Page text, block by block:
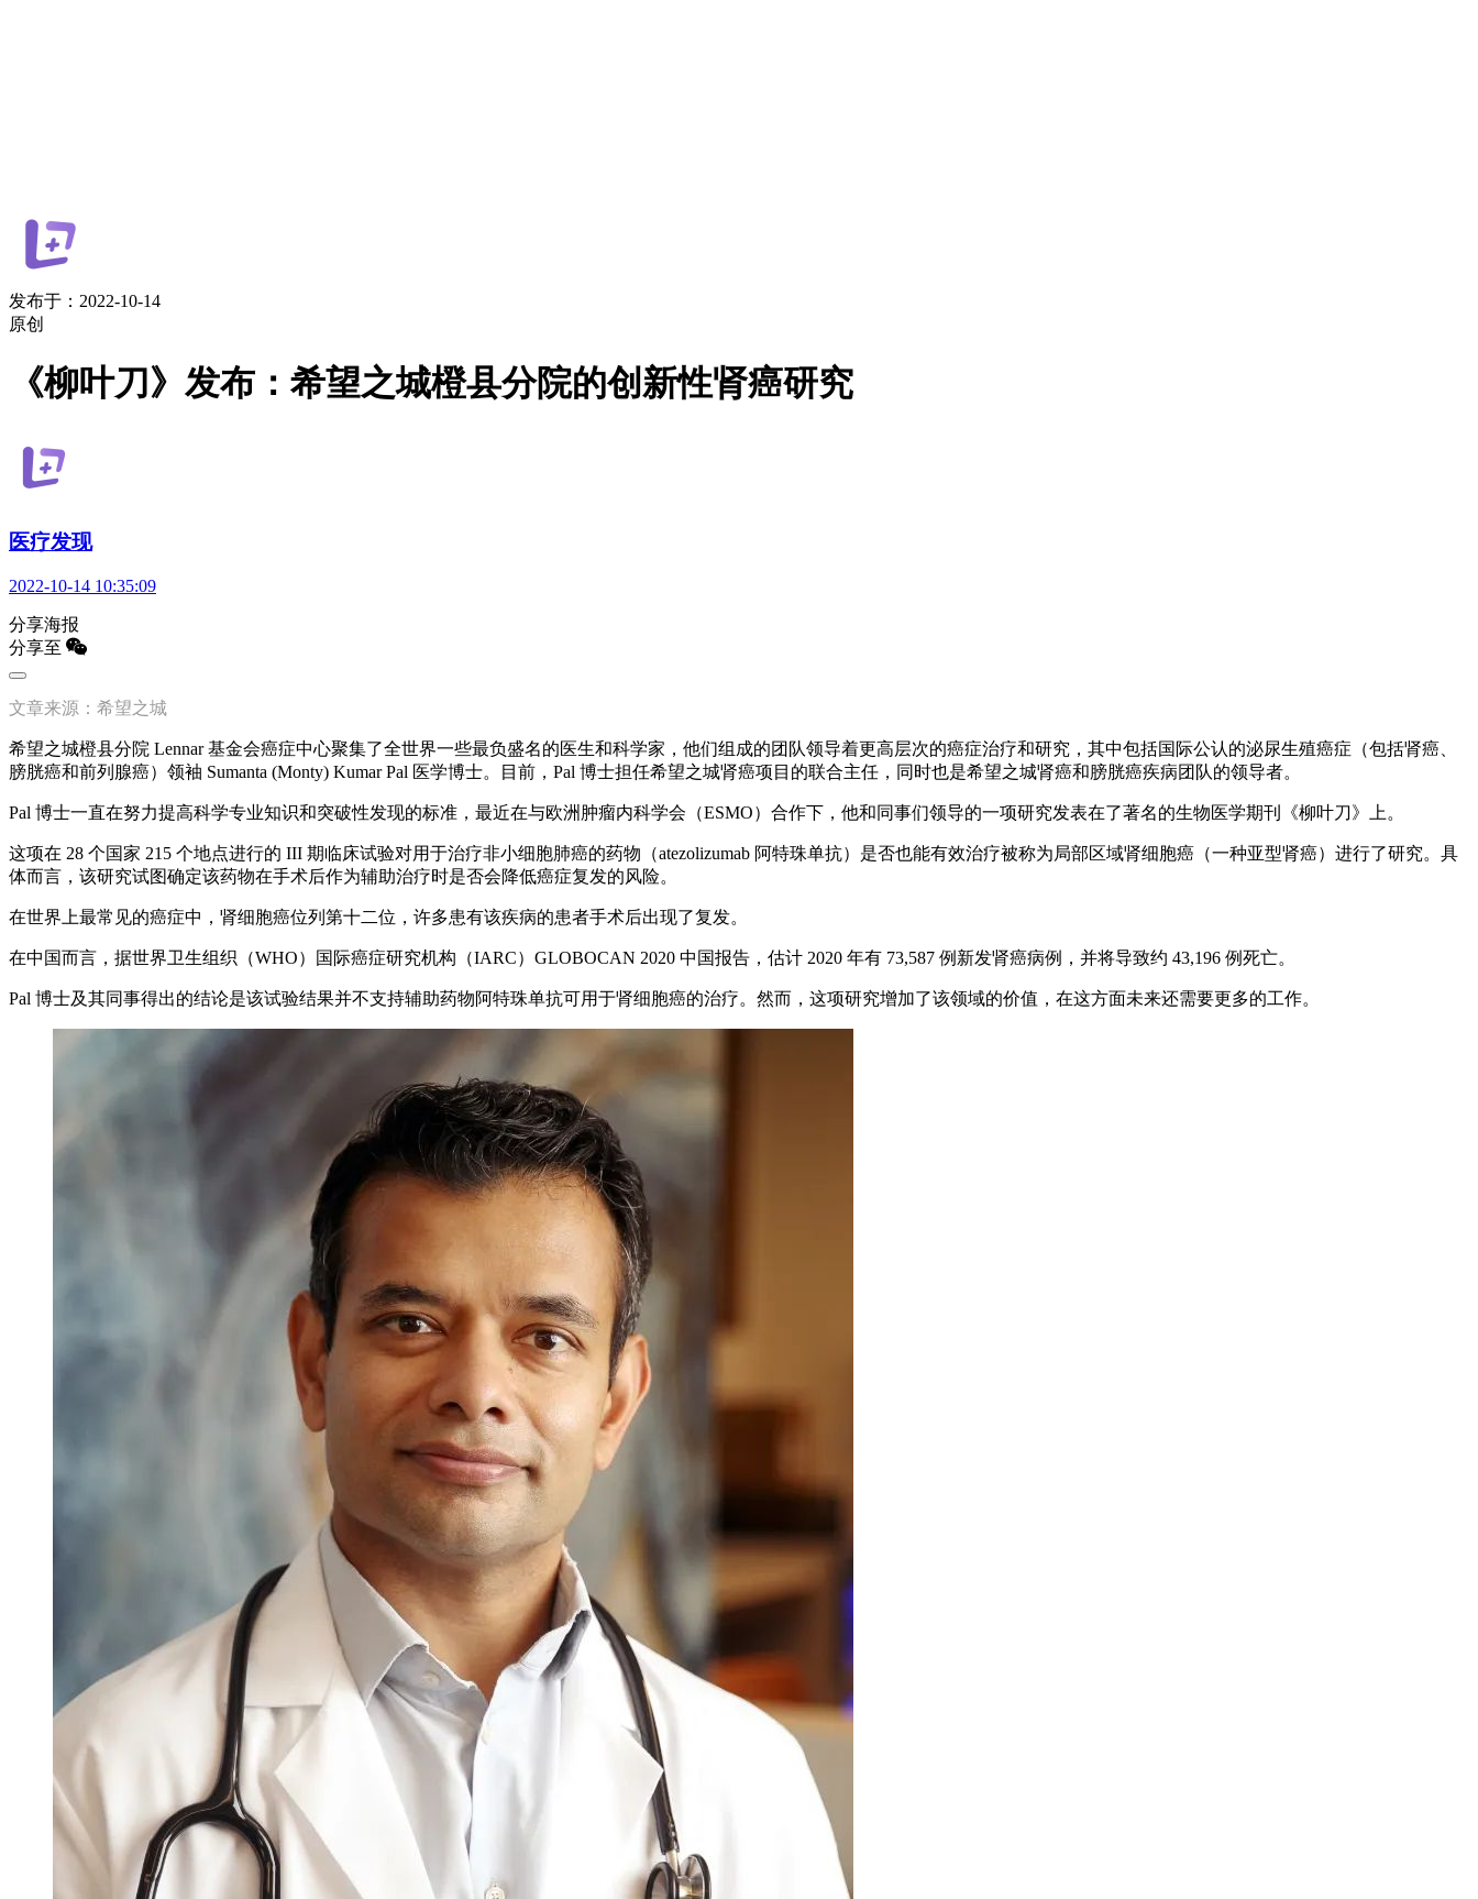
发布于：2022-10-14
原创
《柳叶刀》发布：希望之城橙县分院的创新性肾癌研究
医疗发现
2022-10-14 10:35:09
分享海报
分享至
文章来源：希望之城
希望之城橙县分院 Lennar 基金会癌症中心聚集了全世界一些最负盛名的医生和科学家，他们组成的团队领导着更高层次的癌症治疗和研究，其中包括国际公认的泌尿生殖癌症（包括肾癌、
膀胱癌和前列腺癌）领袖 Sumanta (Monty) Kumar Pal 医学博士。目前，Pal 博士担任希望之城肾癌项目的联合主任，同时也是希望之城肾癌和膀胱癌疾病团队的领导者。
Pal 博士一直在努力提高科学专业知识和突破性发现的标准，最近在与欧洲肿瘤内科学会（ESMO）合作下，他和同事们领导的一项研究发表在了著名的生物医学期刊《柳叶刀》上。
这项在 28 个国家 215 个地点进行的 III 期临床试验对用于治疗非小细胞肺癌的药物（atezolizumab 阿特珠单抗）是否也能有效治疗被称为局部区域肾细胞癌（一种亚型肾癌）进行了研究。具
体而言，该研究试图确定该药物在手术后作为辅助治疗时是否会降低癌症复发的风险。
在世界上最常见的癌症中，肾细胞癌位列第十二位，许多患有该疾病的患者手术后出现了复发。
在中国而言，据世界卫生组织（WHO）国际癌症研究机构（IARC）GLOBOCAN 2020 中国报告，估计 2020 年有 73,587 例新发肾癌病例，并将导致约 43,196 例死亡。
Pal 博士及其同事得出的结论是该试验结果并不支持辅助药物阿特珠单抗可用于肾细胞癌的治疗。然而，这项研究增加了该领域的价值，在这方面未来还需要更多的工作。